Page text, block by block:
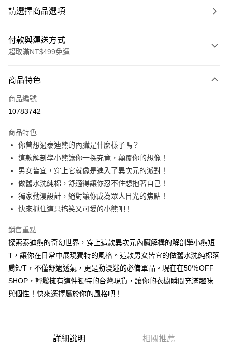
請選擇商品選項
付款與運送方式
超取滿NT$499免運
信用卡一次付款
超商取貨付款
Apple Pay
街口支付
悠遊付
Google Pay
【大哥付你分期使用說明】
1.本服務由台灣大哥大提供，台灣大哥大用戶可立即使用無須另外申請。
2.付款方式選擇「大哥付你分期」，訂單成立後會自動跳轉到大哥付的交易
流程，驗證手機門號後，選擇欲分期的期數、繳款截止日，確認付款後即完
成交易。
法說明評估內容。
AFTEE先享後付
相關說明
【關於「AFTEE先享後付」】
３．安心：先確認商品／服務後，再付款。
商品特色
商品編號
10783742
商品特色
你曾想過泰迪熊的內臟是什麼樣子嗎？
這款解剖學小熊讓你一探究竟，顛覆你的想像！
男女皆宜，穿上它就像是進入了異次元的派對！
做舊水洗純棉，舒適得讓你忍不住想抱著自己！
獨家動漫設計，絕對讓你成為眾人目光的焦點！
快來抓住這只搞笑又可愛的小熊吧！
銷售重點
探索泰迪熊的奇幻世界，穿上這款異次元內臟解構的解剖學小熊短
T，讓你在日常中展現獨特的風格。這款男女皆宜的做舊水洗純棉落
肩短T，不僅舒適透氣，更是動漫迷的必備單品。現在在50％OFF
SHOP，輕鬆擁有這件獨特的台灣現貨，讓你的衣櫥瞬間充滿趣味
與個性！快來選擇屬於你的風格吧！
詳細說明 相關推薦